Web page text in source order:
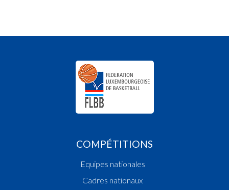
COMPÉTITIONS
Equipes nationales
Cadres nationaux